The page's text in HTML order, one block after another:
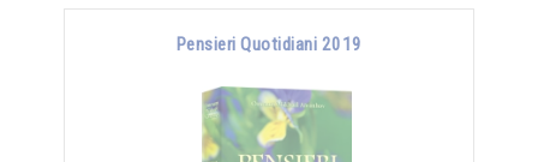
Pensieri Quotidiani 2019